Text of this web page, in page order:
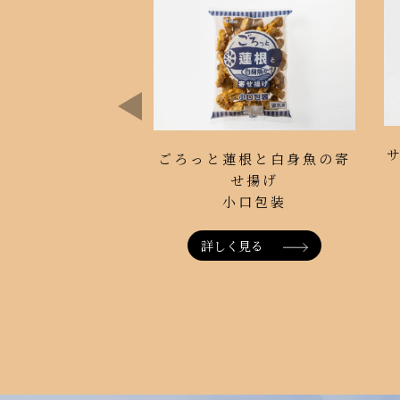
ごろっと蓮根と白身魚の寄
せ揚げ
小口包装
詳しく見る